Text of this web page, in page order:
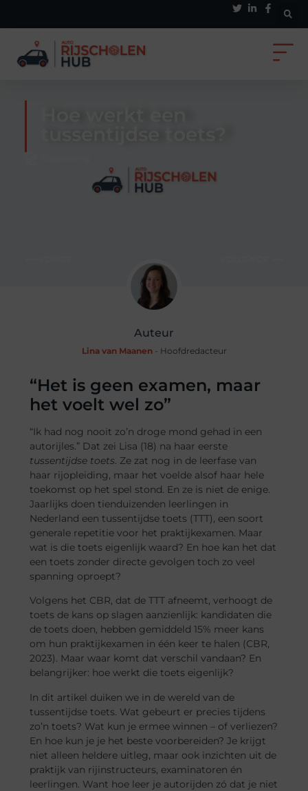
Auteur
Lina van Maanen- Hoofdredacteur
“Het is geen examen, maar
het voelt wel zo”
“Ik had nog nooit zo’n droge mond gehad in een
autorijles.” Dat zei Lisa (18) na haar eerste
tussentijdse toets. Ze zat nog in de leerfase van
haar rijopleiding, maar het voelde alsof haar hele
toekomst op het spel stond. En ze is niet de enige.
Jaarlijks doen tienduizenden leerlingen in
Nederland een tussentijdse toets (TTT), een soort
generale repetitie voor het praktijkexamen. Maar
wat is die toets eigenlijk waard? En hoe kan het dat
een toets zonder directe gevolgen toch zo veel
spanning oproept?
Volgens het CBR, dat de TTT afneemt, verhoogt de
toets de kans op slagen aanzienlijk: kandidaten die
de toets doen, hebben gemiddeld 15% meer kans
om hun praktijkexamen in één keer te halen (CBR,
2023). Maar waar komt dat verschil vandaan? En
belangrijker: hoe werkt die toets eigenlijk?
In dit artikel duiken we in de wereld van de
tussentijdse toets. Wat gebeurt er precies tijdens
zo’n toets? Wat kun je ermee winnen – of verliezen?
En hoe kun je je het beste voorbereiden? Je krijgt
niet alleen heldere uitleg, maar ook inzichten uit de
praktijk van rijinstructeurs, examinatoren én
leerlingen. Want hoe leer je autorijden zó dat je niet